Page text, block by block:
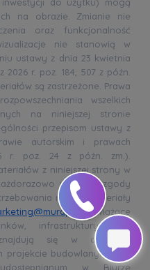
na obrazie. Zmianie nie
oraz funkcjonalność
nie stanowią w
ustawy z dnia 23 kwietnia
2026 r. poz. 184, 507 z późn.
są zastrzeżone. Prawa
wszelkich
na niniejszej stronie
przepisom ustawy z
autorskim i prawach
r. poz. 24 z późn. zm.).
z niniejszej strony w
pisemnej zgody
na ww. materiały
. Wiążące
infrastruktury oraz
się w aktualnie
budowlanym oraz
w Biurze